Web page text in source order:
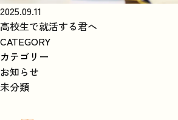
2025.09.11
高校生で就活する君へ
CATEGORY
カテゴリー
お知らせ
未分類